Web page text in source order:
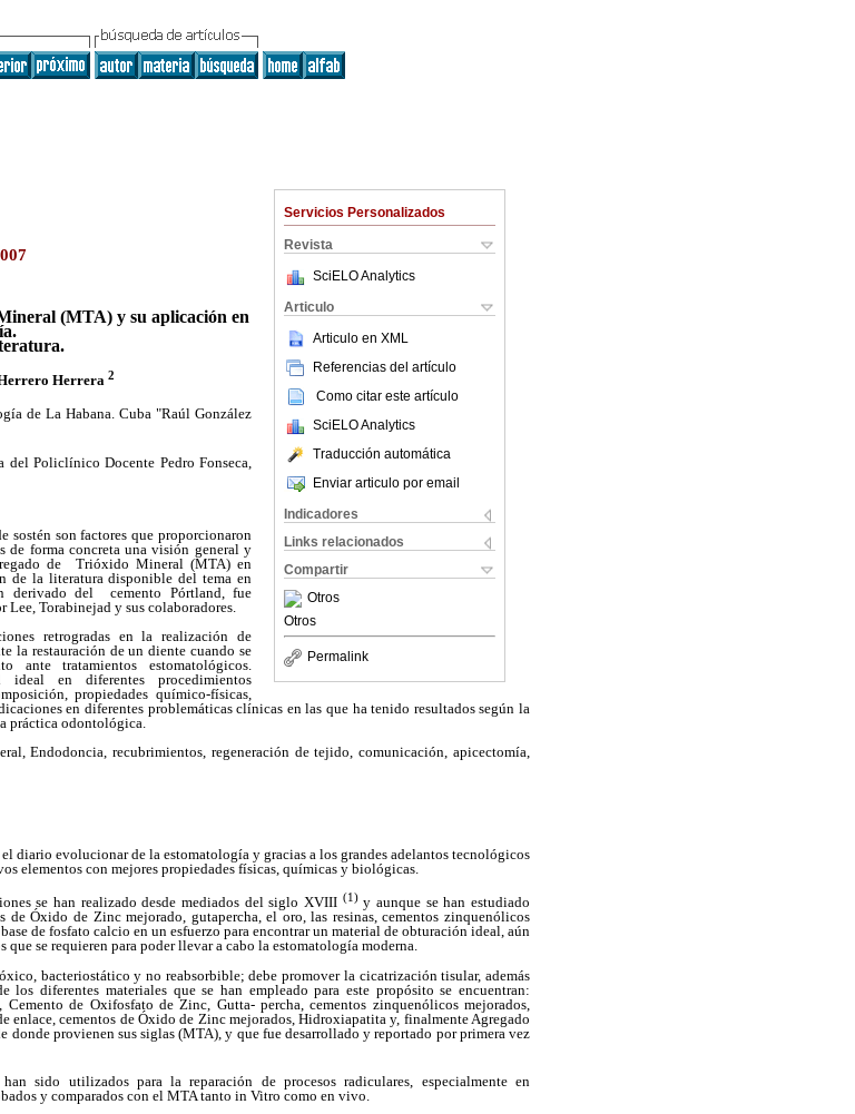
Servicios Personalizados
Revista
SciELO Analytics
Articulo
Articulo en XML
Referencias del artículo
Como citar este artículo
SciELO Analytics
Traducción automática
Enviar articulo por email
Indicadores
Links relacionados
Compartir
Otros
Otros
Permalink
(MTA) y su aplicación en
Herrera 2
de La Habana. Cuba "Raúl González
Policlínico Docente Pedro Fonseca,
sostén son factores que proporcionaron
de forma concreta una visión general y
de
Trióxido Mineral (MTA) en
de la literatura disponible del tema en
derivado del
cemento Pórtland, fue
Lee, Torabinejad y sus colaboradores.
retrogradas en la realización de
la restauración de un diente cuando se
tratamientos estomatológicos.
en diferentes procedimientos
propiedades químico-físicas,
en diferentes problemáticas clínicas en las que ha tenido resultados según la
práctica odontológica.
Endodoncia, recubrimientos, regeneración de tejido, comunicación, apicectomía,
diario evolucionar de la estomatología y gracias a los grandes adelantos tecnológicos
elementos con mejores propiedades físicas, químicas y biológicas.
se han realizado desde mediados del siglo XVIII (1) y aunque se han estudiado
de Óxido de Zinc mejorado, gutapercha, el oro, las resinas, cementos zinquenólicos
de fosfato calcio en un esfuerzo para encontrar un material de obturación ideal, aún
se requieren para poder llevar a cabo la estomatología moderna.
bacteriostático y no reabsorbible; debe promover la cicatrización tisular, además
diferentes materiales que se han empleado para este propósito se encuentran:
de Oxifosfato de Zinc, Gutta- percha, cementos zinquenólicos mejorados,
enlace, cementos de Óxido de Zinc mejorados, Hidroxiapatita y, finalmente Agregado
provienen sus siglas (MTA), y que fue desarrollado y reportado por primera vez
sido utilizados para la reparación de procesos radiculares, especialmente en
y comparados con el MTA tanto in Vitro como en vivo.